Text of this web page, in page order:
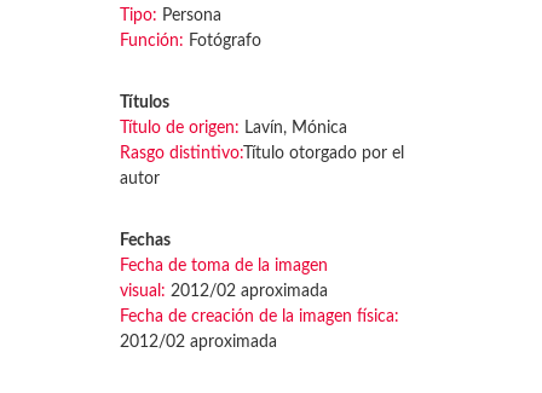
Tipo: Persona
Función: Fotógrafo
Títulos
Título de origen: Lavín, Mónica
Rasgo distintivo: Título otorgado por el
autor
Fechas
Fecha de toma de la imagen
visual: 2012/02 aproximada
Fecha de creación de la imagen física:
2012/02 aproximada